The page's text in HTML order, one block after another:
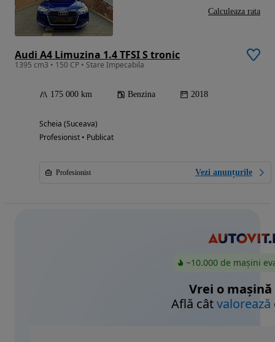
Audi A4 Limuzina 1.4 TFSI S tronic
1395 cm3 • 150 CP • Stare Impecabila
175 000 km Benzina 2018
Scheia (Suceava)
Profesionist • Publicat
Profesionist Vezi anunțurile
Calculeaza rata
~10.000 de mașini
Vrei o mașină
Află câtvalorează